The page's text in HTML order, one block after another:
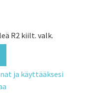
R2 kiilt. valk.
ja käyttääksesi